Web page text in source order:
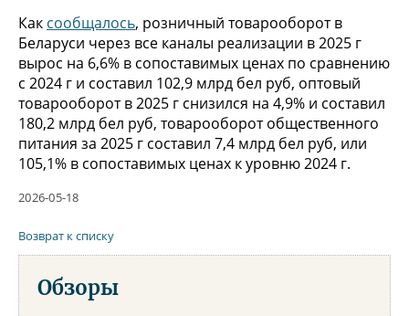
Как сообщалось, розничный товарооборот в
Беларуси через все каналы реализации в 2025 г
вырос на 6,6% в сопоставимых ценах по сравнению
с 2024 г и составил 102,9 млрд бел руб, оптовый
товарооборот в 2025 г снизился на 4,9% и составил
180,2 млрд бел руб, товарооборот общественного
питания за 2025 г составил 7,4 млрд бел руб, или
105,1% в сопоставимых ценах к уровню 2024 г.
2026-05-18
Возврат к списку
Обзоры